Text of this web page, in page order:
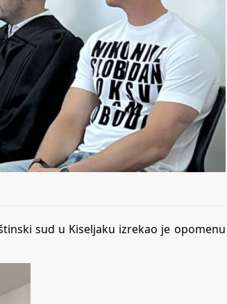
sud u Kiseljaku izrekao je opomenu